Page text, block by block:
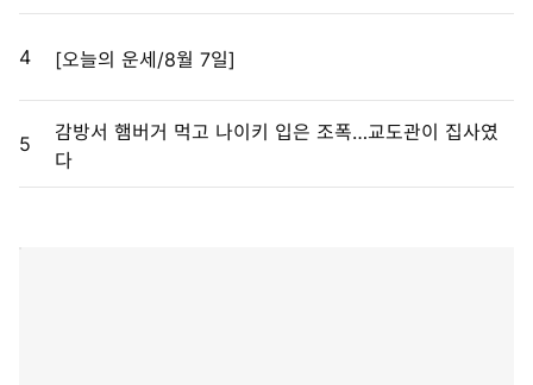
4 [오늘의 운세/8월 7일]
5
감방서 햄버거 먹고 나이키 입은 조폭…교도관이 집사였
다